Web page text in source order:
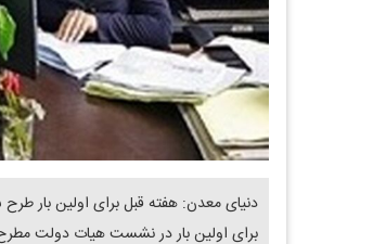
دنیای معدن: هفته قبل برای اولین بار
برای اولین بار در نشست هیات دولت